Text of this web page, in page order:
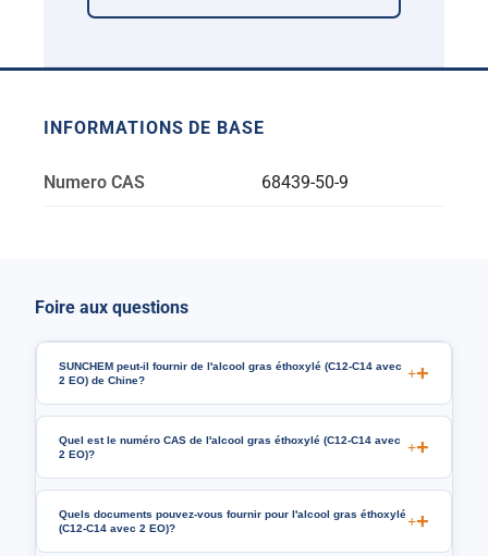
INFORMATIONS DE BASE
Numero CAS 68439-50-9
Foire aux questions
SUNCHEM peut-il fournir de l'alcool gras éthoxylé (C12-C14 avec
2 EO) de Chine?
+
Quel est le numéro CAS de l'alcool gras éthoxylé (C12-C14 avec
2 EO)?
+
Quels documents pouvez-vous fournir pour l'alcool gras éthoxylé
(C12-C14 avec 2 EO)?
+